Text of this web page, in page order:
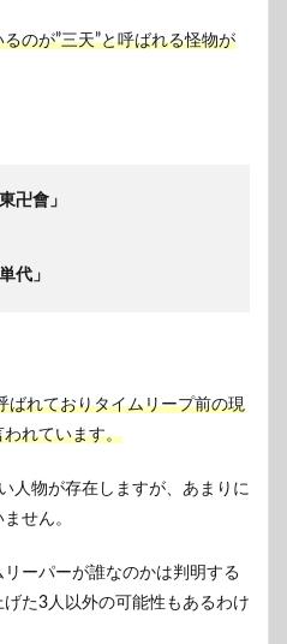
のが”三天”と呼ばれる怪物が
卍會」
代」
ばれておりタイムリープ前の現
れています。
人物が存在しますが、あまりに
せん。
ーパーが誰なのかは判明する
た3人以外の可能性もあるわけ